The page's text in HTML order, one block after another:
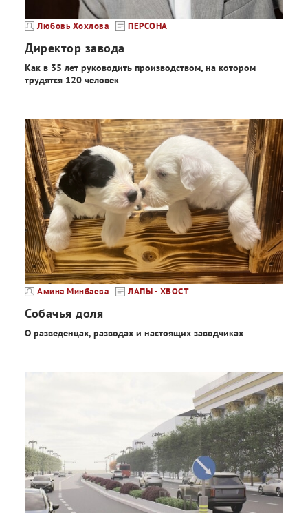
Любовь Хохлова ПЕРСОНА
Директор завода
Как в 35 лет руководить производством, на котором
трудятся 120 человек
Амина Минбаева ЛАПЫ - ХВОСТ
Собачья доля
О разведенцах, разводах и настоящих заводчиках